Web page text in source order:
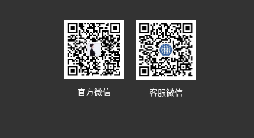
客服微信
官方微信